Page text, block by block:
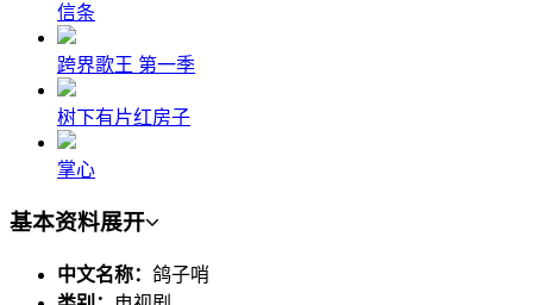
信条
跨界歌王 第一季
树下有片红房子
掌心
基本资料展开
中文名称： 鸽子哨